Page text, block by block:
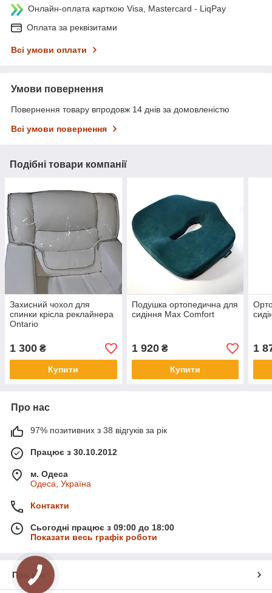
Онлайн-оплата карткою Visa, Mastercard - LiqPay
Оплата за реквізитами
Всі умови оплати
Умови повернення
Повернення товару впродовж 14 днів за домовленістю
Всі умови повернення
Подібні товари компанії
Захисний чохол для
спинки крісла реклайнера
Ontario
1 300 ₴
Купити
Подушка ортопедична для
сидіння Max Comfort
1 920₴
Купити
1
Про нас
97% позитивних з 38 відгуків за рік
Працює з 30.10.2012
м. Одеса
Одеса, Україна
Контакти
Сьогодні працює з 09:00 до 18:00
Показати весь графік роботи
Про нас